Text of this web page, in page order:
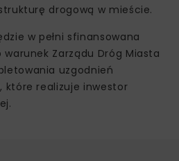
drogową w mieście.
w pełni sfinansowana
warunek Zarządu Dróg Miasta
uzgodnień
które realizuje inwestor